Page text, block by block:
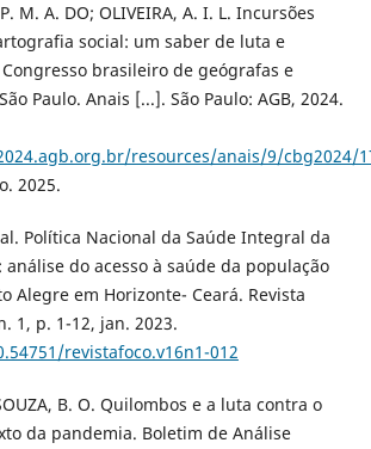
M. A. DO; OLIVEIRA, A. I. L. Incursões
social: um saber de luta e
brasileiro de geógrafas e
Paulo. Anais [...]. São Paulo: AGB, 2024.
resources/anais/9/cbg2024/
2025.
al. Política Nacional da Saúde Integral da
análise do acesso à saúde da população
Alegre em Horizonte- Ceará. Revista
1, p. 1-12, jan. 2023.
revistafoco.v16n1-012
B. O. Quilombos e a luta contra o
da pandemia. Boletim de Análise